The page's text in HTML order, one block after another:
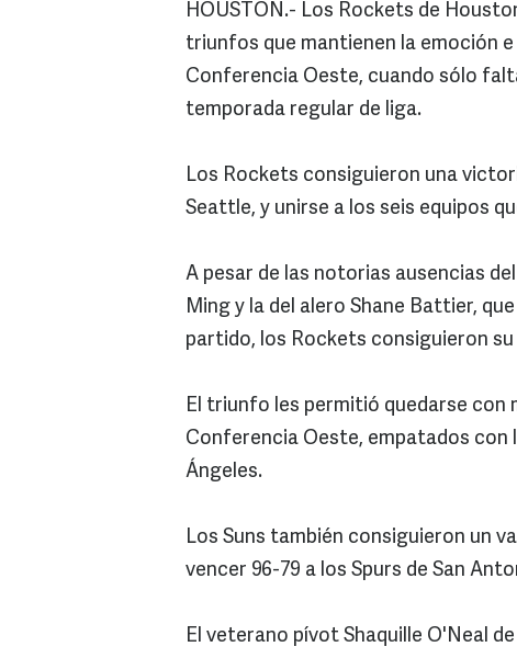
HOUSTON.- Los Rockets de
triunfos que mantienen la emoción
Conferencia Oeste, cuando sólo
temporada regular de liga.
Los Rockets consiguieron una
Seattle, y unirse a los seis equipos
A pesar de las notorias ausencias
Ming y la del alero Shane Battier,
partido, los Rockets consiguieron
El triunfo les permitió quedarse con
Conferencia Oeste, empatados con
Ángeles.
Los Suns también consiguieron un
vencer 96-79 a los Spurs de San
El veterano pívot Shaquille O'Neal